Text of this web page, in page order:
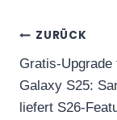
ZURÜCK
Gratis-Upgrade
Galaxy S25:
liefert S26-